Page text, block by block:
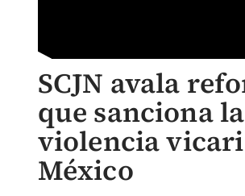
SCJN avala
que sanciona la
violencia
México